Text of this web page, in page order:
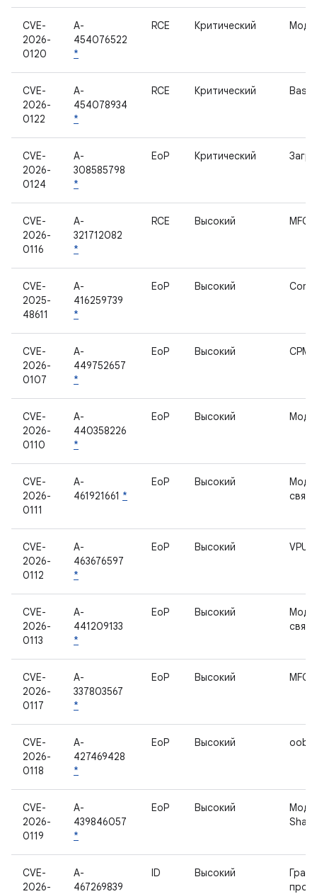
CVE-
2026-
0120
A-
454076522
*
RCE Критический
CVE-
2026-
0122
A-
454078934
*
RCE Критический
CVE-
2026-
0124
A-
308585798
*
EoP Критический
CVE-
2026-
0116
A-
321712082
*
RCE Высокий MFC
CVE-
2025-
48611
A-
416259739
*
EoP Высокий
CVE-
2026-
0107
A-
449752657
*
EoP Высокий CPM
CVE-
2026-
0110
A-
440358226
*
EoP Высокий
CVE-
2026-
0111
A-
461921661 *
EoP Высокий
связи
CVE-
2026-
0112
A-
463676597
*
EoP Высокий VPU
CVE-
2026-
0113
A-
441209133
*
EoP Высокий
связи
CVE-
2026-
0117
A-
337803567
*
EoP Высокий MFC
CVE-
2026-
0118
A-
427469428
*
EoP Высокий
CVE-
2026-
0119
A-
439846057
*
EoP Высокий
CVE-
2026-
A-
467269839
ID Высокий